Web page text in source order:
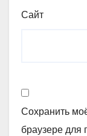
Сайт
Сохранить
браузере для